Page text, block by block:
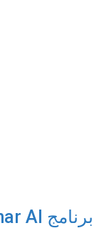
برنامج Luminar AI